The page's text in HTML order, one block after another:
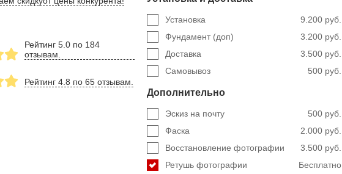
Рейтинг 5.0 по 184
отзывам.
Рейтинг 4.8 по 65 отзывам.
9.200 руб.
Установка
3.200 руб.
Фундамент (доп)
3.500 руб.
Доставка
500 руб.
Самовывоз
Дополнительно
500 руб.
Эскиз на почту
2.000 руб.
Фаска
3.500 руб.
Восстановление фотографии
Бесплатно
Ретушь фотографии